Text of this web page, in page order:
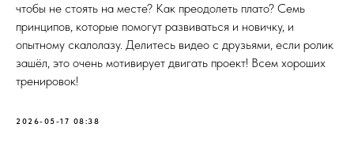
чтобы не стоять на месте? Как преодолеть плато? Семь
принципов, которые помогут развиваться и новичку, и
опытному скалолазу. Делитесь видео с друзьями, если ролик
зашёл, это очень мотивирует двигать проект! Всем хороших
тренировок!
2026-05-17 08:38